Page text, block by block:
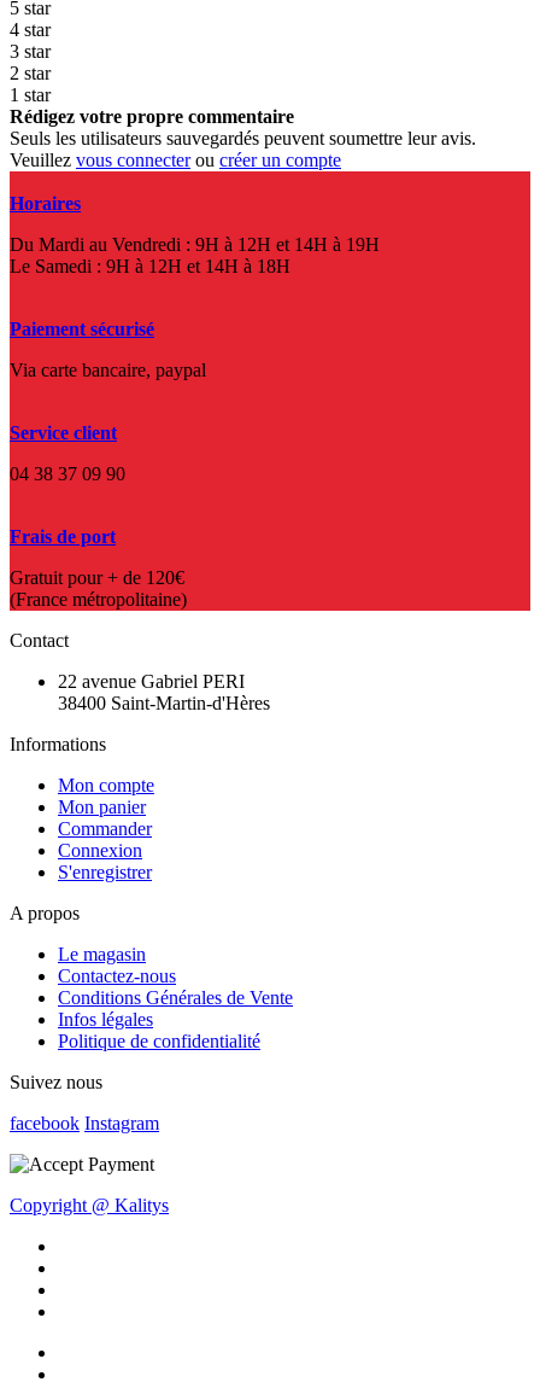
5 star
4 star
3 star
2 star
1 star
Rédigez votre propre commentaire
Seuls les utilisateurs sauvegardés peuvent soumettre leur avis.
Veuillez vous connecterou créer un compte
Horaires
Du Mardi au Vendredi : 9H à 12H et 14H à 19H
Le Samedi : 9H à 12H et 14H à 18H
Paiement sécurisé
Via carte bancaire, paypal
Service client
04 38 37 09 90
Frais de port
Gratuit pour + de 120€
(France métropolitaine)
Contact
22 avenue Gabriel PERI
38400 Saint-Martin-d'Hères
Informations
Mon compte
Mon panier
Commander
Connexion
S'enregistrer
A propos
Le magasin
Contactez-nous
Conditions Générales de Vente
Infos légales
Politique de confidentialité
Suivez nous
facebook Instagram
Copyright @ Kalitys